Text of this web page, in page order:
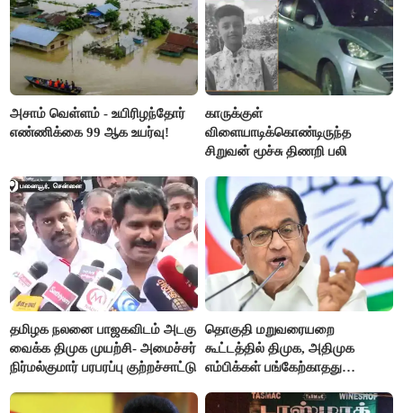
அசாம் வெள்ளம் - உயிரிழந்தோர்
எண்ணிக்கை 99 ஆக உயர்வு!
காருக்குள்
விளையாடிக்கொண்டிருந்த
சிறுவன் மூச்சு திணறி பலி
தமிழக நலனை பாஜகவிடம் அடகு
வைக்க திமுக முயற்சி- அமைச்சர்
நிர்மல்குமார் பரபரப்பு குற்றச்சாட்டு
தொகுதி மறுவரையறை
கூட்டத்தில் திமுக, அதிமுக
எம்பிக்கள் பங்கேற்காதது